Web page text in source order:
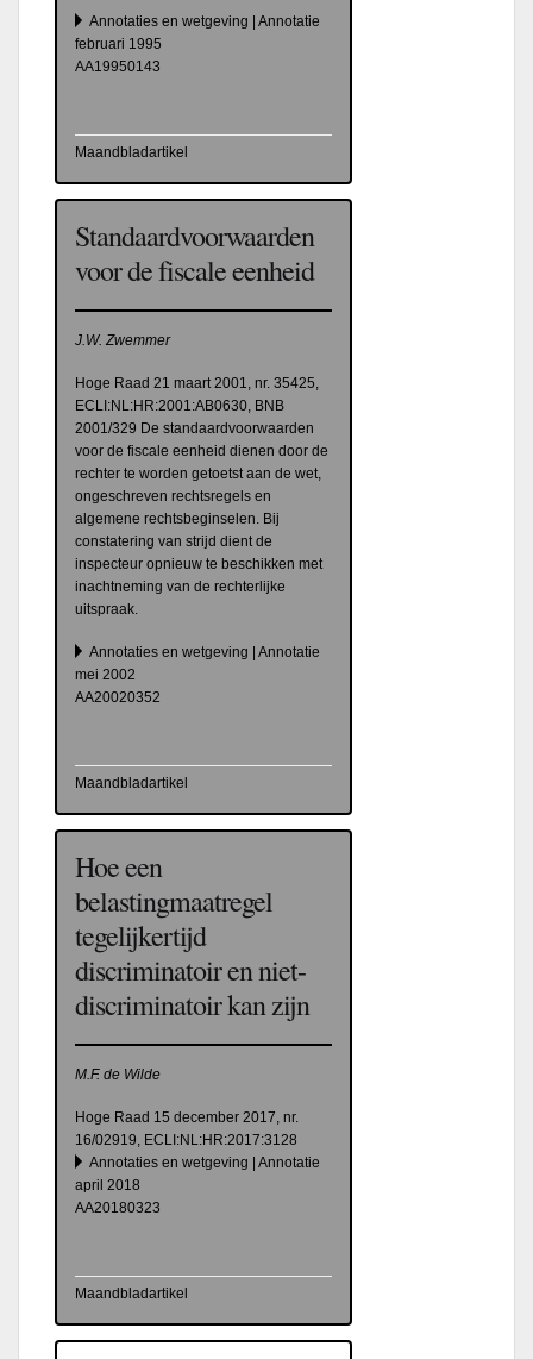
Annotaties en wetgeving | Annotatie
februari 1995
AA19950143
Maandbladartikel
Standaardvoorwaarden
voor de fiscale eenheid
J.W. Zwemmer
Hoge Raad 21 maart 2001, nr. 35425,
ECLI:NL:HR:2001:AB0630, BNB
2001/329 De standaardvoorwaarden
voor de fiscale eenheid dienen door de
rechter te worden getoetst aan de wet,
ongeschreven rechtsregels en
algemene rechtsbeginselen. Bij
constatering van strijd dient de
inspecteur opnieuw te beschikken met
inachtneming van de rechterlijke
uitspraak.
Annotaties en wetgeving | Annotatie
mei 2002
AA20020352
Maandbladartikel
Hoe een
belastingmaatregel
tegelijkertijd
discriminatoir en niet-
discriminatoir kan zijn
M.F. de Wilde
Hoge Raad 15 december 2017, nr.
16/02919, ECLI:NL:HR:2017:3128
Annotaties en wetgeving | Annotatie
april 2018
AA20180323
Maandbladartikel